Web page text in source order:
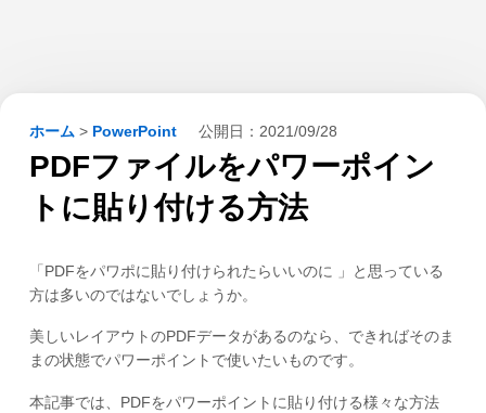
ホーム > PowerPoint 公開日： 2021/09/28
PDFファイルをパワーポイン
トに貼り付ける方法
「PDFをパワポに貼り付けられたらいいのに 」と思っている
方は多いのではないでしょうか。
美しいレイアウトのPDFデータがあるのなら、できればそのま
まの状態でパワーポイントで使いたいものです。
本記事では、PDFをパワーポイントに貼り付ける様々な方法